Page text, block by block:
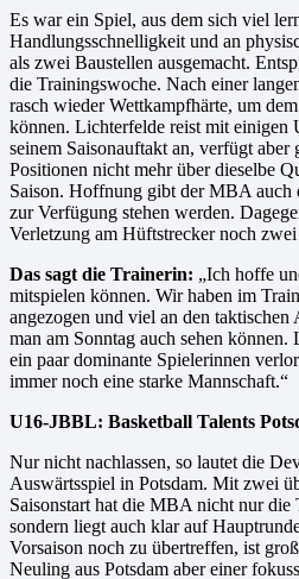
Es war ein Spiel, aus dem sich viel
Handlungsschnelligkeit und an
als zwei Baustellen ausgemacht.
die Trainingswoche. Nach einer
rasch wieder Wettkampfhärte, um
können. Lichterfelde reist mit einigen
seinem Saisonauftakt an, verfügt aber
Positionen nicht mehr über dieselbe
Saison. Hoffnung gibt der MBA auch
zur Verfügung stehen werden.
Verletzung am Hüftstrecker noch
Das sagt die Trainerin: „Ich hoffe
mitspielen können. Wir haben im
angezogen und viel an den taktischen
man am Sonntag auch sehen
ein paar dominante Spielerinnen
immer noch eine starke Mannschaft.“
U16-JBBL: Basketball Talents
Nur nicht nachlassen, so lautet die
Auswärtsspiel in Potsdam. Mit zwei
Saisonstart hat die MBA nicht nur die
sondern liegt auch klar auf
Vorsaison noch zu übertreffen, ist
Neuling aus Potsdam aber einer